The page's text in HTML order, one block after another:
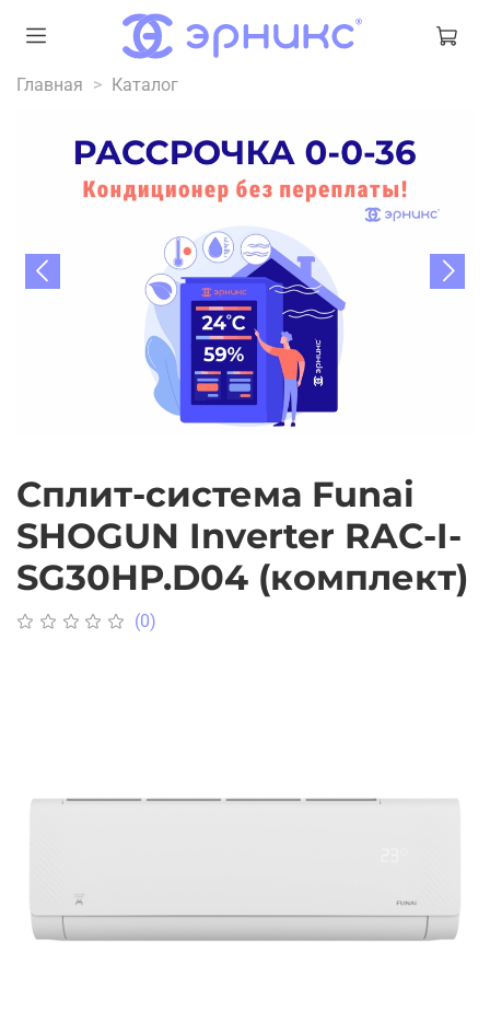
Главная Каталог
Сплит-система Funai
SHOGUN Inverter RAC-I-
SG30HP.D04 (комплект)
(0)